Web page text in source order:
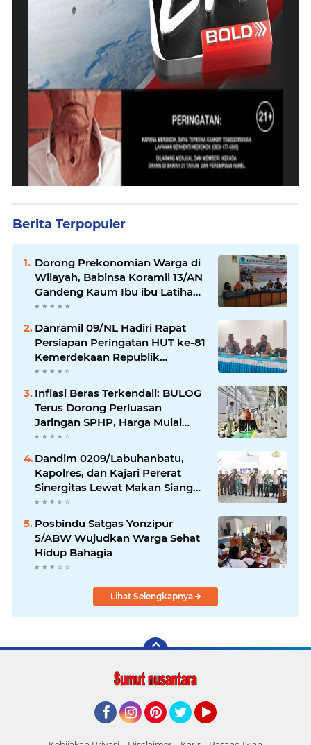
Berita Terpopuler
Dorong Prekonomian Warga di
Wilayah, Babinsa Koramil 13/AN
Gandeng Kaum Ibu ibu Latihan
Jahit Menjahit
Danramil 09/NL Hadiri Rapat
Persiapan Peringatan HUT ke-81
Kemerdekaan Republik
Indonesia
Inflasi Beras Terkendali: BULOG
Terus Dorong Perluasan
Jaringan SPHP, Harga Mulai
Turun di Ratusan Daerah
Dandim 0209/Labuhanbatu,
Kapolres, dan Kajari Pererat
Sinergitas Lewat Makan Siang
Bersama
Posbindu Satgas Yonzipur
5/ABW Wujudkan Warga Sehat
Hidup Bahagia
Lihat Selengkapnya